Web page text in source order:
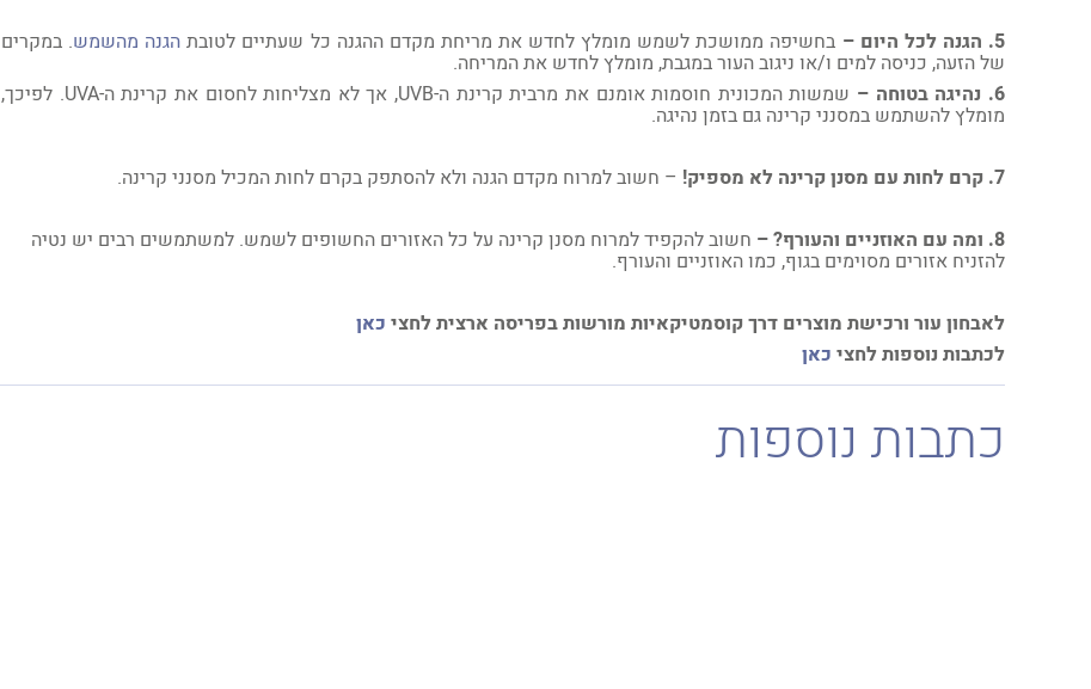
5. הגנה לכל היום – בחשיפה ממושכת לשמש מומלץ לחדש את מריחת מקדם ההגנה כל שעתיים לטובת הגנה מהשמש. במקרים
של הזעה, כניסה למים ו/או ניגוב העור במגבת, מומלץ לחדש את המריחה.
6. נהיגה בטוחה
– שמשות המכונית חוסמות אומנם את מרבית קרינת ה-UVB, אך לא מצליחות לחסום את קרינת ה-UVA. לפיכך,
מומלץ להשתמש במסנני קרינה גם בזמן נהיגה.
7. קרם לחות עם מסנן קרינה לא מספיק! – חשוב למרוח מקדם הגנה ולא להסתפק בקרם לחות המכיל מסנני קרינה.
8. ומה עם האוזניים והעורף? – חשוב להקפיד למרוח מסנן קרינה על כל האזורים החשופים לשמש. למשתמשים רבים יש נטיה
להזניח אזורים מסוימים בגוף, כמו האוזניים והעורף.
לאבחון עור ורכישת מוצרים דרך קוסמטיקאיות מורשות בפריסה ארצית לחצי כאן
לכתבות נוספות לחצי כאן
כתבות נוספות